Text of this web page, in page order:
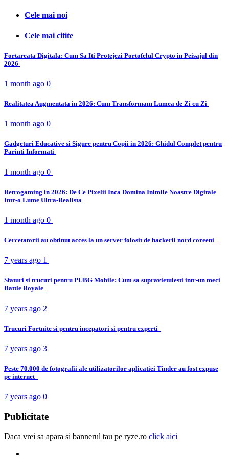
Cele mai noi
Cele mai citite
Fortareata Digitala: Cum Sa Iti Protejezi Portofelul Crypto in Peisajul din
2026
1 month ago 0
Realitatea Augmentata in 2026: Cum Transformam Lumea de Zi cu Zi
1 month ago 0
Gadgeturi Educative si Sigure pentru Copii in 2026: Ghidul Complet pentru
Parinti Informati
1 month ago 0
Retrogaming in 2026: De Ce Pixelii Inca Domina Inimile Noastre Digitale
Intr-o Lume Ultra-Realista
1 month ago 0
Cercetatorii au obtinut acces la un server folosit de hackerii nord coreeni
7 years ago 1
Sfaturi si trucuri pentru PUBG Mobile: Cum sa supravietuiesti intr-un meci
Battle Royale
7 years ago 2
Trucuri Fortnite si pentru incepatori si pentru experti
7 years ago 3
Peste 70.000 de fotografii ale utilizatorilor aplicatiei Tinder au fost expuse
pe internet
7 years ago 0
Publicitate
Daca vrei sa apara si bannerul tau pe ryze.ro click aici